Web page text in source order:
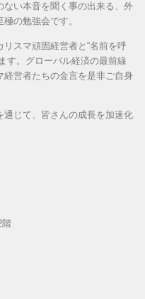
ない本音を聞く事の出来る、外
の勉強会です。
スマ頑固経営者と“名前を呼
す。グローバル経済の最前線
営者たちの金言を是非ご自身
じて、皆さんの成長を加速化
階